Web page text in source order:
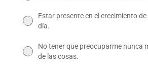
Estar presente en el crecimiento
día.
No tener que preocuparme nunca
de las cosas.